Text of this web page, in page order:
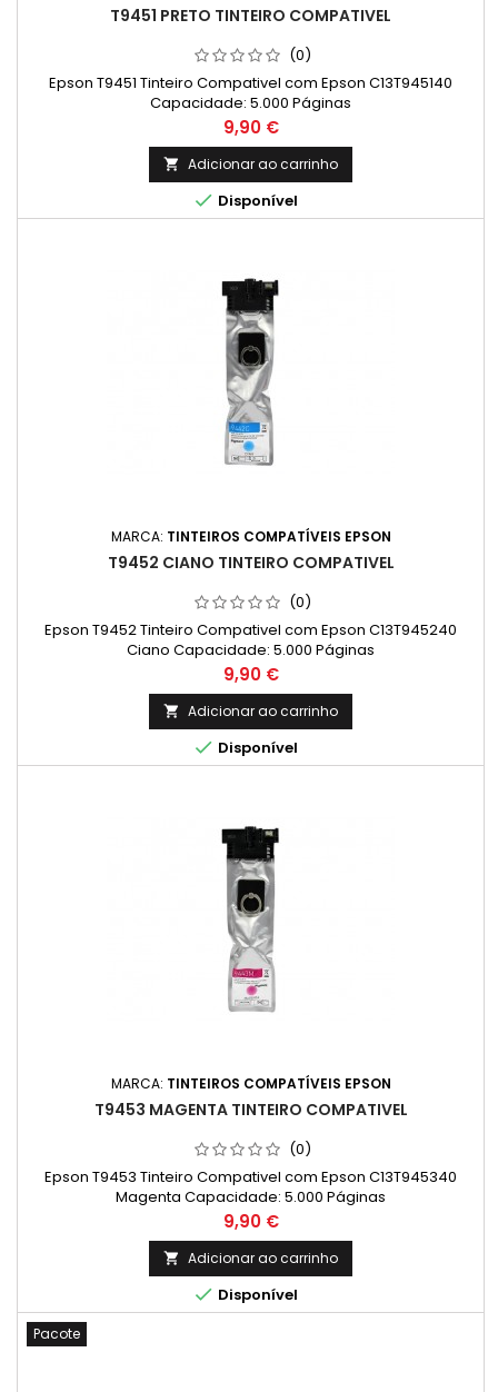
T9451 PRETO TINTEIRO COMPATIVEL
(0)
Epson T9451 Tinteiro Compativel com Epson C13T945140
Capacidade: 5.000 Páginas
Preço
9,90 €
 Adicionar ao carrinho
 Disponível
MARCA: TINTEIROS COMPATÍVEIS EPSON
T9452 CIANO TINTEIRO COMPATIVEL
(0)
Epson T9452 Tinteiro Compativel com Epson C13T945240
Ciano Capacidade: 5.000 Páginas
Preço
9,90 €
 Adicionar ao carrinho
 Disponível
MARCA: TINTEIROS COMPATÍVEIS EPSON
T9453 MAGENTA TINTEIRO COMPATIVEL
(0)
Epson T9453 Tinteiro Compativel com Epson C13T945340
Magenta Capacidade: 5.000 Páginas
Preço
9,90 €
 Adicionar ao carrinho
 Disponível
Pacote